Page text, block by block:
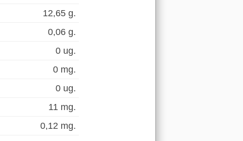
12,65 g.
0,06 g.
0 ug.
0 mg.
0 ug.
11 mg.
0,12 mg.